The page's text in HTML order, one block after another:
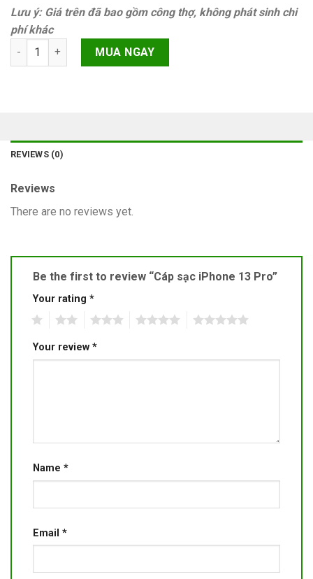
Lưu ý: Giá trên đã bao gồm công thợ, không phát sinh chi
phí khác
Cáp sạc iPhone 13 Pro quantity
MUA NGAY
REVIEWS (0)
Reviews
There are no reviews yet.
Be the first to review “Cáp sạc iPhone 13 Pro”
Your rating *
Your review *
Name *
Email *